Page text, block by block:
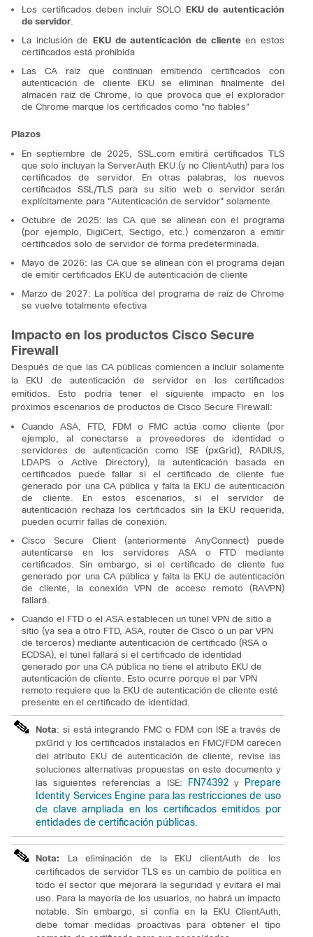
Los certificados deben incluir SOLO EKU de autenticación
de servidor.
La inclusión deEKU de autenticación de clienteen estos
certificados está prohibida
Las CA raíz que continúan emitiendo certificados con
autenticación de cliente EKU se eliminan finalmente del
almacén raíz de Chrome, lo que provoca que el explorador
de Chrome marque los certificados como "no fiables"
Plazos
En septiembre de 2025, SSL.com emitirá certificados TLS
que solo incluyan la ServerAuth EKU(y no ClientAuth) para los
certificados de servidor. En otras palabras, los nuevos
certificados SSL/TLS para su sitio web o servidor serán
explícitamente para "Autenticación de servidor" solamente.
Octubre de 2025: las CA que se alinean con el programa
(por ejemplo, DigiCert, Sectigo, etc.) comenzaron a emitir
certificados solo de servidor de forma predeterminada.
Mayo de 2026: las CA que se alinean con el programa dejan
de emitir certificados EKU de autenticación de cliente
Marzo de 2027: La política del programa de raíz de Chrome
se vuelve totalmente efectiva
Impacto en los productos Cisco Secure
Firewall
Después de que las CA públicas comiencen a incluir solamente
la EKU de autenticación de servidor en los certificados
emitidos. Esto podría tener el siguiente impacto en los
próximos escenarios de productos de Cisco Secure Firewall:
Cuando ASA, FTD, FDM o FMC actúa como cliente (por
ejemplo, al conectarse a proveedores de identidad o
servidores de autenticación como ISE (pxGrid), RADIUS,
LDAPS o Active Directory), la autenticación basada en
certificados puede fallar si el certificado de cliente fue
generado por una CA pública y falta la EKU de autenticación
de cliente. En estos escenarios, si el servidor de
autenticación rechaza los certificados sin la EKU requerida,
pueden ocurrir fallas de conexión.
Cisco Secure Client (anteriormente AnyConnect) puede
autenticarse en los servidores ASA o FTD mediante
certificados. Sin embargo, si el certificado de cliente fue
generado por una CA pública y falta la EKU de autenticación
de cliente, la conexión VPN de acceso remoto (RAVPN)
fallará.
Cuando el FTD o el ASA establecen un túnel VPN de sitio a
sitio (ya sea a otro FTD, ASA, router de Cisco o un par VPN
de terceros) mediante autenticación de certificado (RSA o
ECDSA), el túnel fallará si el certificado de identidad
generado por una CA pública no tiene el atributo EKU de
autenticación de cliente. Esto ocurre porque el par VPN
remoto requiere que la EKU de autenticación de cliente esté
presente en el certificado de identidad.
Nota: si está integrando FMC o FDM con ISE a través de
pxGrid y los certificados instalados en FMC/FDM carecen
del atributo EKU de autenticación de cliente, revise las
soluciones alternativas propuestas en este documento y
las siguientes referencias a ISE:
FN74392y
Prepare
Identity Services Engine para las restricciones de uso
de clave ampliada en los certificados emitidos por
entidades de certificación públicas.
Nota:
La eliminación de la EKU clientAuth de los
certificados de servidor TLS es un cambio de política en
todo el sector que mejorará la seguridad y evitará el mal
uso. Para la mayoría de los usuarios, no habrá un impacto
notable. Sin embargo, si confía en la EKU ClientAuth,
debe tomar medidas proactivas para obtener el tipo